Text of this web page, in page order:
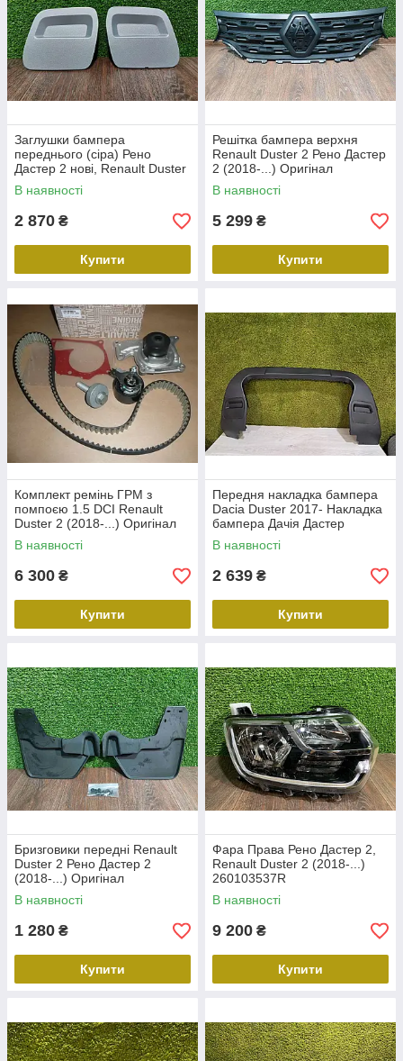
Заглушки бампера
переднього (сіра) Рено
Дастер 2 нові, Renault Duster
2 (2018-...) Оригінал
511806505R
В наявності
2 870 ₴
Купити
Решітка бампера верхня
Renault Duster 2 Рено Дастер
2 (2018-...) Оригінал
623107596R
В наявності
5 299 ₴
Купити
Комплект ремінь ГРМ з
помпоєю 1.5 DCI Renault
Duster 2 (2018-...) Оригінал
119A07049R Рено Дастер 2
помпа ремень
В наявності
6 300 ₴
Купити
Передня накладка бампера
Dacia Duster 2017- Накладка
бампера Дачія Дастер
28X10721
В наявності
2 639 ₴
Купити
Бризговики передні Renault
Duster 2 Рено Дастер 2
(2018-...) Оригінал
8201700279
В наявності
1 280 ₴
Купити
Фара Права Рено Дастер 2,
Renault Duster 2 (2018-...)
260103537R
В наявності
9 200 ₴
Купити